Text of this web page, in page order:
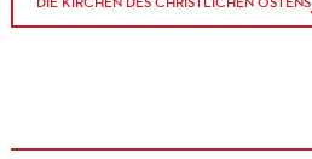
DIE KIRCHEN DES CHRISTLICHEN OSTENS